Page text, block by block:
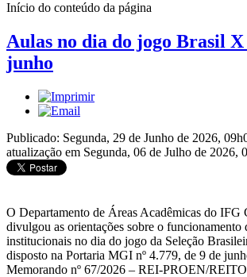
Início do conteúdo da página
Aulas no dia do jogo Brasil X
junho
Publicado: Segunda, 29 de Junho de 2026,
atualização em Segunda, 06 de Julho de 2026,
O Departamento de Áreas Acadêmicas do IFG
divulgou as orientações sobre o funcionamento
institucionais no dia do jogo da Seleção
disposto na Portaria MGI nº 4.779, de 9 de
Memorando nº 67/2026 – REI-PROEN/